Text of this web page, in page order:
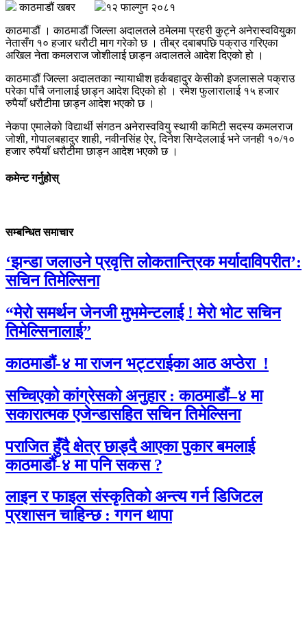
काठमाडौं खबर
१२ फाल्गुन २०८१
काठमाडौं । काठमाडौं जिल्ला अदालतले ठमेलमा प्रहरी कुट्ने अनेरास्ववियुका
नेतासँग १० हजार धरौटी माग गरेको छ । तीब्र दबाबपछि पक्राउ गरिएका
अखिल नेता कमलराज जोशीलाई छाड्न अदालतले आदेश दिएको हो ।
काठमाडौं जिल्ला अदालतका न्यायाधीश हर्कबहादुर केसीको इजलासले पक्राउ
परेका पाँचै जनालाई छाड्न आदेश दिएको हो । रमेश फुलारालाई १५ हजार
रुपैयाँ धरौटीमा छाड्न आदेश भएको छ ।
नेकपा एमालेको विद्यार्थी संगठन अनेरास्ववियु स्थायी कमिटी सदस्य कमलराज
जोशी, गोपालबहादुर शाही, नवीनसिंह ऐर, दिनेश सिग्देललाई भने जनही १०/१०
हजार रुपैयाँ धरौटीमा छाड्न आदेश भएको छ ।
कमेन्ट गर्नुहोस्
सम्बन्धित समाचार
‘झन्डा जलाउने प्रवृत्ति लोकतान्त्रिक मर्यादाविपरीत’:
सचिन तिमेल्सिना
“मेरो समर्थन जेनजी मुभमेन्टलाई ! मेरो भोट सचिन
तिमेल्सिनालाई”
काठमाडौं-४ मा राजन भट्टराईका आठ अप्ठेरा !
सच्चिएको कांग्रेसको अनुहार : काठमाडौं–४ मा
सकारात्मक एजेन्डासहित सचिन तिमेल्सिना
पराजित हुँदै क्षेत्र छाड्दै आएका पुकार बमलाई
काठमाडौं-४ मा पनि सकस ?
लाइन र फाइल संस्कृतिको अन्त्य गर्न डिजिटल
प्रशासन चाहिन्छ : गगन थापा